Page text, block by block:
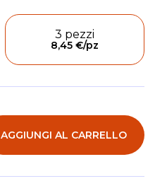
3 pezzi
8,45 €/pz
AGGIUNGI AL CARRELLO